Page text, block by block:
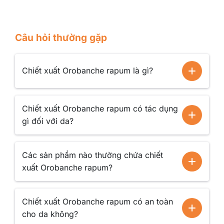
Công dụng Chiết xuất cỏ chổi
Kích hoạt tổng thể chu kỳ đổi mới da tự nhiên bằng
cách thực hiện6 hoạt độngcùng một lúc:
Kích hoạt sự trao đổi chất của tế bào.
Câu hỏi thường gặp
Chiết xuất Orobanche rapum là gì?
Chiết xuất Orobanche rapum có tác dụng
gì đối với da?
Các sản phẩm nào thường chứa chiết
xuất Orobanche rapum?
Chiết xuất Orobanche rapum có an toàn
cho da không?